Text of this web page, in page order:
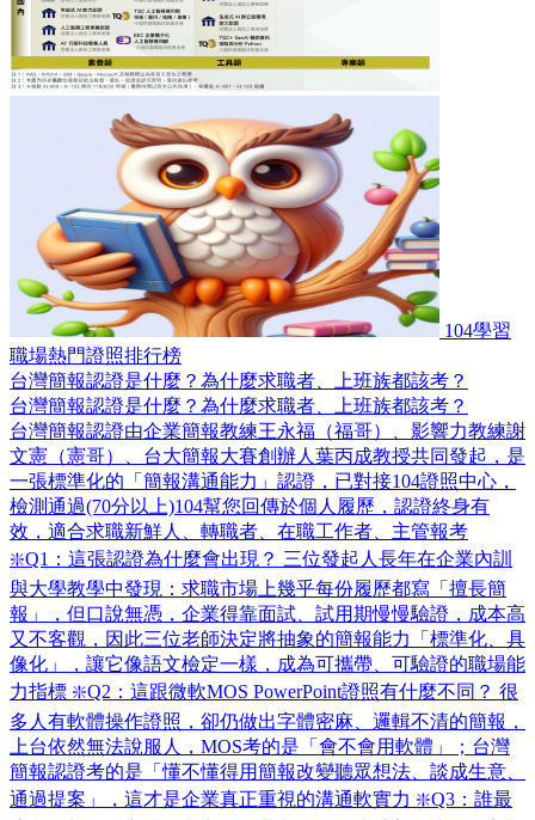
104學習
職場熱門證照排行榜
台灣簡報認證是什麼？為什麼求職者、上班族都該考？
台灣簡報認證是什麼？為什麼求職者、上班族都該考？
台灣簡報認證由企業簡報教練王永福（福哥）、影響力教練謝
文憲（憲哥）、台大簡報大賽創辦人葉丙成教授共同發起，是
一張標準化的「簡報溝通能力」認證，已對接104證照中心，
檢測通過(70分以上)104幫您回傳於個人履歷，認證終身有
效，適合求職新鮮人、轉職者、在職工作者、主管報考
❇️Q1：這張認證為什麼會出現？ 三位發起人長年在企業內訓
與大學教學中發現：求職市場上幾乎每份履歷都寫「擅長簡
報」，但口說無憑，企業得靠面試、試用期慢慢驗證，成本高
又不客觀，因此三位老師決定將抽象的簡報能力「標準化、具
像化」，讓它像語文檢定一樣，成為可攜帶、可驗證的職場能
力指標 ❇️Q2：這跟微軟MOS PowerPoint證照有什麼不同？ 很
多人有軟體操作證照，卻仍做出字體密麻、邏輯不清的簡報，
上台依然無法說服人，MOS考的是「會不會用軟體」；台灣
簡報認證考的是「懂不懂得用簡報改變聽眾想法、談成生意、
通過提案」，這才是企業真正重視的溝通軟實力 ❇️Q3：誰最